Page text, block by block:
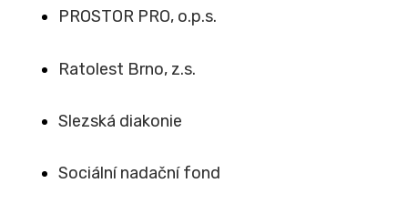
PROSTOR PRO, o.p.s.
Ratolest Brno, z.s.
Slezská diakonie
Sociální nadační fond